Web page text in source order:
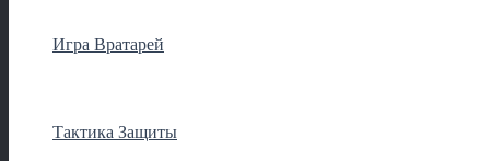
Игра Вратарей
Тактика Защиты